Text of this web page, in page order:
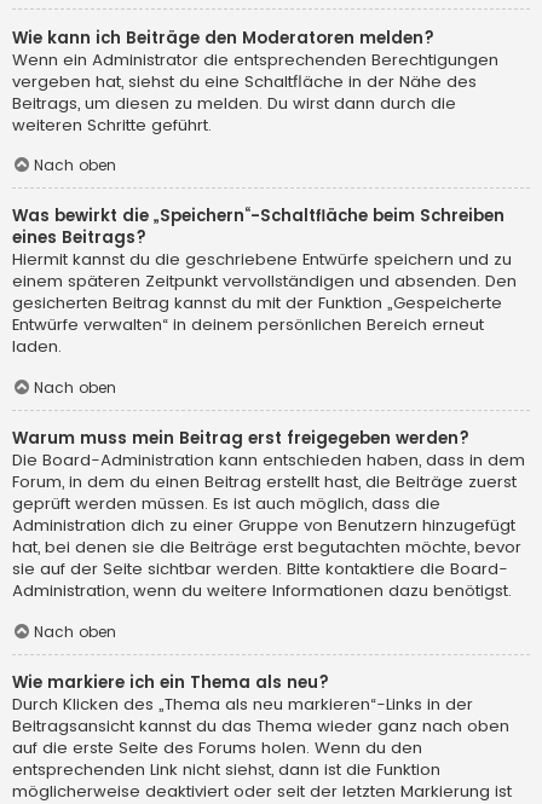
Wie kann ich Beiträge den Moderatoren melden?
Wenn ein Administrator die entsprechenden Berechtigungen
vergeben hat, siehst du eine Schaltfläche in der Nähe des
Beitrags, um diesen zu melden. Du wirst dann durch die
weiteren Schritte geführt.
Nach oben
Was bewirkt die „Speichern“-Schaltfläche beim Schreiben
eines Beitrags?
Hiermit kannst du die geschriebene Entwürfe speichern und zu
einem späteren Zeitpunkt vervollständigen und absenden. Den
gesicherten Beitrag kannst du mit der Funktion „Gespeicherte
Entwürfe verwalten“ in deinem persönlichen Bereich erneut
laden.
Nach oben
Warum muss mein Beitrag erst freigegeben werden?
Die Board-Administration kann entschieden haben, dass in dem
Forum, in dem du einen Beitrag erstellt hast, die Beiträge zuerst
geprüft werden müssen. Es ist auch möglich, dass die
Administration dich zu einer Gruppe von Benutzern hinzugefügt
hat, bei denen sie die Beiträge erst begutachten möchte, bevor
sie auf der Seite sichtbar werden. Bitte kontaktiere die Board-
Administration, wenn du weitere Informationen dazu benötigst.
Nach oben
Wie markiere ich ein Thema als neu?
Durch Klicken des „Thema als neu markieren“-Links in der
Beitragsansicht kannst du das Thema wieder ganz nach oben
auf die erste Seite des Forums holen. Wenn du den
entsprechenden Link nicht siehst, dann ist die Funktion
möglicherweise deaktiviert oder seit der letzten Markierung ist